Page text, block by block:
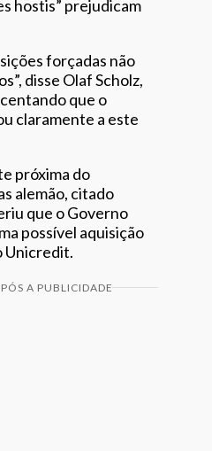
hostis” prejudicam
forçadas não
disse Olaf Scholz,
que o
claramente a este
próxima do
alemão, citado
que o Governo
possível aquisição
Unicredit.
A PUBLICIDADE